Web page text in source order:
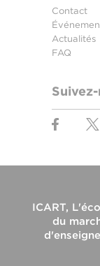
Contact
Actualités
FAQ
ICART,
du